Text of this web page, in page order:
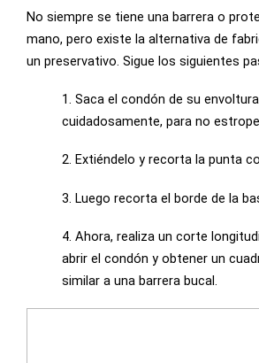
No siempre se tiene una barrera o
mano, pero existe la alternativa de
un preservativo. Sigue los siguientes
1. Saca el condón de su
cuidadosamente, para no
2. Extiéndelo y recorta la punta
3. Luego recorta el borde de la
4. Ahora, realiza un corte
abrir el condón y obtener un
similar a una barrera bucal.